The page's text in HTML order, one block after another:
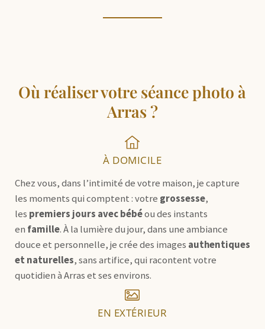
Où réaliser votre séance photo à
Arras ?
À DOMICILE
Chez vous, dans l’intimité de votre maison, je capture
les moments qui comptent : votre grossesse,
les premiers jours avec bébéou des instants
en famille. À la lumière du jour, dans une ambiance
douce et personnelle, je crée des images authentiques
et naturelles, sans artifice, qui racontent votre
quotidien à Arras et ses environs.
EN EXTÉRIEUR